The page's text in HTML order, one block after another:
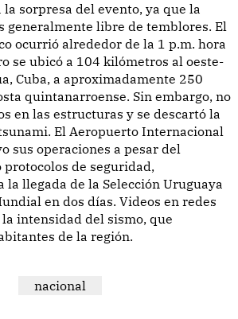
la sorpresa del evento, ya que la
generalmente libre de temblores. El
ocurrió alrededor de la 1 p.m. hora
se ubicó a 104 kilómetros al oeste-
Cuba, a aproximadamente 250
quintanarroense. Sin embargo, no
en las estructuras y se descartó la
El Aeropuerto Internacional
sus operaciones a pesar del
de seguridad,
la llegada de la Selección Uruguaya
en dos días. Videos en redes
intensidad del sismo, que
de la región.
nacional